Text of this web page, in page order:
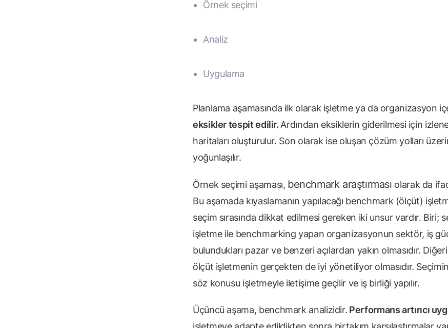
Örnek seçimi
Analiz
Uygulama
Planlama aşamasında ilk olarak işletme ya da organizasyon
eksikler tespit edilir. Ardından eksiklerin giderilmesi için
haritaları oluşturulur. Son olarak ise oluşan çözüm yolları
yoğunlaşılır.
Örnek seçimi aşaması, benchmark araştırması olarak da
Bu aşamada kıyaslamanın yapılacağı benchmark (ölçüt)
seçim sırasında dikkat edilmesi gereken iki unsur vardır. Biri;
işletme ile benchmarking yapan organizasyonun sektör, iş
bulundukları pazar ve benzeri açılardan yakın olmasıdır.
ölçüt işletmenin gerçekten de iyi yönetiliyor olmasıdır.
söz konusu işletmeyle iletişime geçilir ve iş birliği yapılır.
Üçüncü aşama, benchmark analizidir. Performans artırıcı